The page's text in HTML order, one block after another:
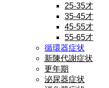
25-35才
35-45才
45-55才
55-65才
循環器症状
新陳代謝症状
更年期
泌尿器症状